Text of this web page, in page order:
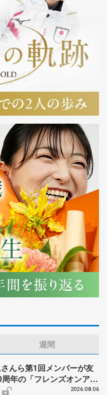
週間
んら第1回メンバーが友
年の「フレンズオンアイ
二さん、有川梨絵さん、
2026.08.06